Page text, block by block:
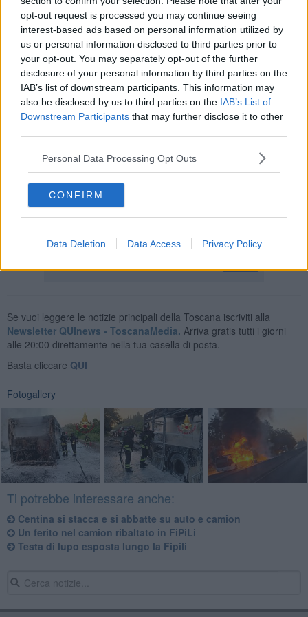
opt-out request is processed you may continue seeing
interest-based ads based on personal information utilized by
us or personal information disclosed to third parties prior to
your opt-out. You may separately opt-out of the further
disclosure of your personal information by third parties on the
IAB’s list of downstream participants. This information may
also be disclosed by us to third parties on the IAB’s List of
Downstream Participants that may further disclose it to other
Personal Data Processing Opt Outs
CONFIRM
Data Deletion Data Access Privacy Policy
E' scattato l'allarmeai vigili del fuoco, poi il rogo è stato
ripetutamente segnalato dagli utenti in transito sulla Fipili anche
tramite i social, in particolare sul gruppo Facebook "I dannati della
Fi-Pi-Li".
Il traffico ne ha risentito, concode e rallentamentiandati avanti
per oltre un'ora durante le operazioni di spegnimento dell'incendio
Firenze sono intervenuti dal distaccamento di Firenze
Ovest con una squadra e un'autobotte in supporto.
🚙In#FiPiLirallentamenti per veicolo in fiamme tra Lastra a
Signa e Ginestra Fiorentina in dirzione Mare
Se vuoi leggere le notizie principali della Toscana iscriviti alla
Newsletter QUInews - ToscanaMedia. Arriva gratis tutti i giorni
alle 20:00 direttamente nella tua casella di posta.
Basta cliccare QUI
Fotogallery
Ti potrebbe interessare anche:
Centina si stacca e si abbatte su auto e camion
Un ferito nel camion ribaltato in FiPiLi
Testa di lupo esposta lungo la Fipili